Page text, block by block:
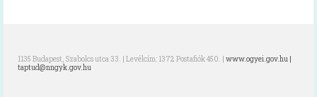
1135 Budapest, Szabolcs utca 33. | Levélcím: 1372 Postafiók 450. | www.ogyei.gov.hu |
taptud@nngyk.gov.hu